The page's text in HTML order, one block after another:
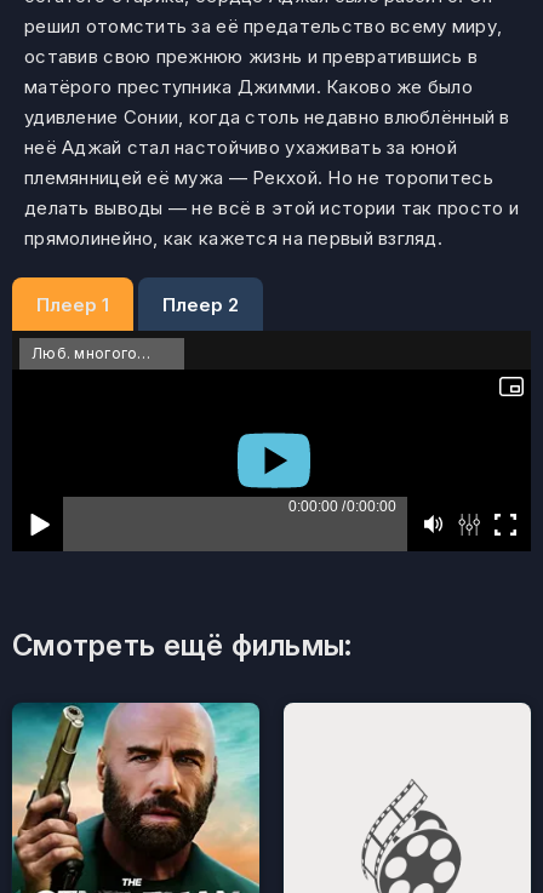
решил отомстить за её предательство всему миру,
оставив свою прежнюю жизнь и превратившись в
матёрого преступника Джимми. Каково же было
удивление Сонии, когда столь недавно влюблённый в
неё Аджай стал настойчиво ухаживать за юной
племянницей её мужа — Рекхой. Но не торопитесь
делать выводы — не всё в этой истории так просто и
прямолинейно, как кажется на первый взгляд.
Плеер 1 Плеер 2
Люб. многоголосый
Смотреть ещё фильмы: